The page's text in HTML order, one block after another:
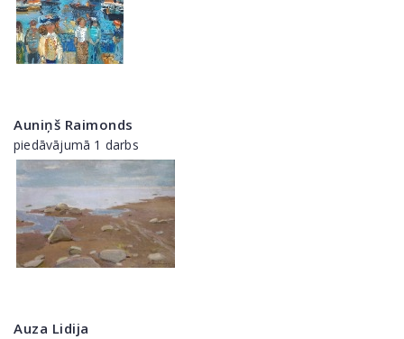
Auniņš Raimonds
piedāvājumā 1 darbs
Auza Lidija